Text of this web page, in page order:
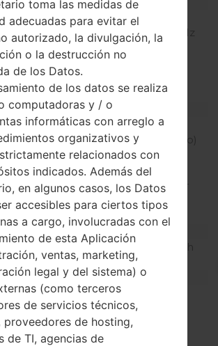
1 Mini-SIM
GSM 900/1800/1900 MHz
-
-
GPRS,EDGE
Pantalla
2.4 pulgadas (~35.8%
relación pantalla-cuerpo)
TFT
240 x 320 píxeles (~167
densidad de píxeles por
pulgada)
256K colores
Batería y Teclado
Extraíble Li-Ion 900 mAh
Digital keypad
Interfaces
-
USB 2.0, A2DP
No
-
toma las medidas de
adecuadas para evitar el
autorizado, la divulgación, la
o la destrucción no
de los Datos.
de los datos se realiza
computadoras y / o
informáticas con arreglo a
organizativos y
relacionados con
indicados. Además del
en algunos casos, los Datos
accesibles para ciertos tipos
a cargo, involucradas con el
de esta Aplicación
ventas, marketing,
legal y del sistema) o
(como terceros
de servicios técnicos,
proveedores de hosting,
de TI, agencias de